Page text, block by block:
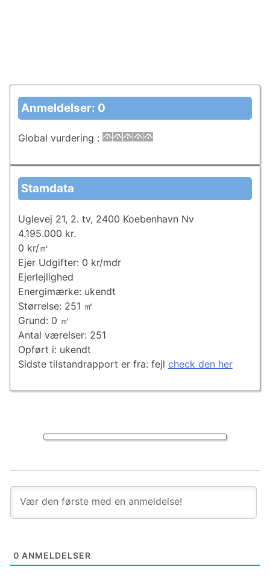
0 ANMELDELSER
Anmeldelser: 0
Global vurdering :
Stamdata
Uglevej 21, 2. tv, 2400 Koebenhavn Nv
4.195.000 kr.
0 kr/㎡
Ejer Udgifter: 0 kr/mdr
Ejerlejlighed
Energimærke: ukendt
Størrelse: 251 ㎡
Grund: 0 ㎡
Antal værelser: 251
Opført i: ukendt
Sidste tilstandrapport er fra: fejl check den her